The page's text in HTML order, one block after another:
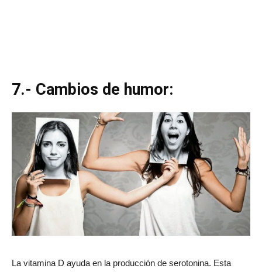
7.- Cambios de humor:
La vitamina D ayuda en la producción de serotonina. Esta